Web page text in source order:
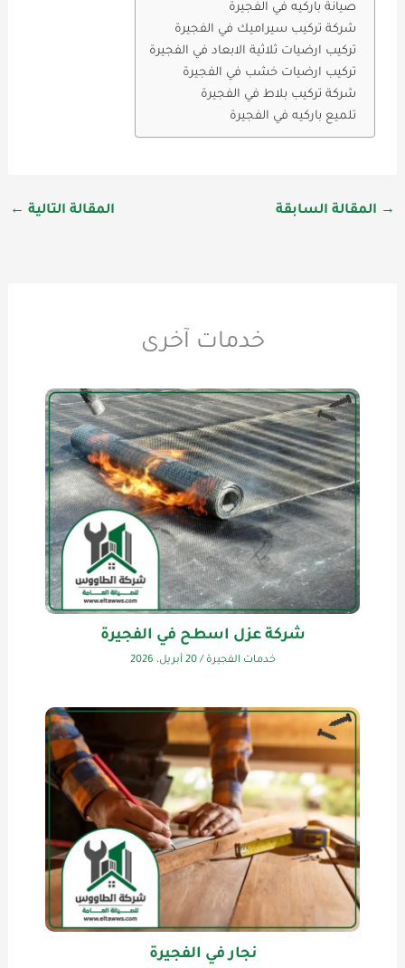
صيانة باركيه في الفجيرة
شركة تركيب سيراميك في الفجيرة
تركيب ارضيات ثلاثية الابعاد في الفجيرة
تركيب ارضيات خشب في الفجيرة
شركة تركيب بلاط في الفجيرة
تلميع باركيه في الفجيرة
→ المقالة السابقة المقالة التالية ←
خدمات آخرى
شركة عزل اسطح في الفجيرة
خدمات الفجيرة /20 أبريل، 2026
نجار في الفجيرة